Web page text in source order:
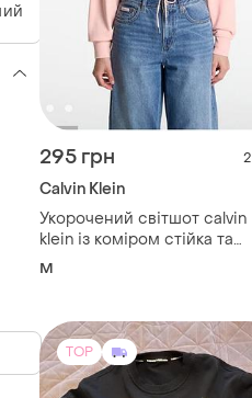
295 грн 2
Calvin Klein
Укорочений світшот calvin
klein із коміром стійка та
застібкою блискавкою 1/4
M
TOP